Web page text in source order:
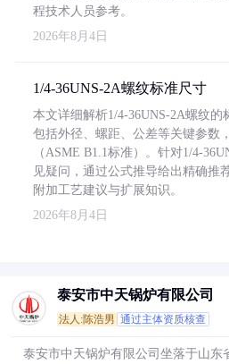
程技术人员参考。
2026年8月4日
1/4-36UNS-2A螺纹标准尺寸
本文详细解析1/4-36UNS-2A螺纹的
包括外径、螺距、公差等关键参数
（ASME B1.1标准）。针对1/4-
见疑问，通过公式推导给出精确推
附加工艺建议与扩展知识。
2026年8月4日
泰安市中天锅炉有限公司
法人:陈浩男 通过主体资质核查
泰安市中天锅炉有限公司坐落于山东